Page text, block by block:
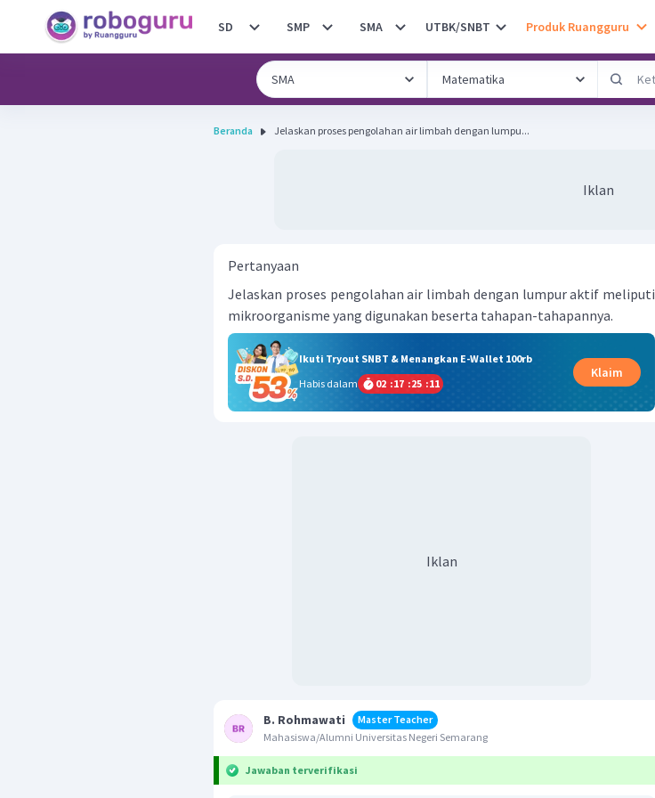
SD SMP SMA UTBK/SNBT Produk Ruangguru
Beranda Jelaskan proses pengolahan air limbah dengan lumpu...
Iklan
Pertanyaan
Jelaskan proses pengolahan air limbah dengan lumpur aktif meliputi
mikroorganisme yang digunakan beserta tahapan-tahapannya.
Ikuti Tryout SNBT & Menangkan E-Wallet 100rb
Habis dalam
02 :17 :25 :10
Klaim
Iklan
B. Rohmawati
Master Teacher
Mahasiswa/Alumni Universitas Negeri Semarang
Jawaban terverifikasi